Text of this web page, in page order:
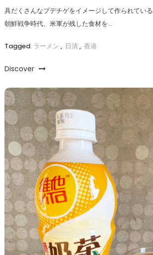
具だくさんなプデチゲをイメージして作られている
朝鮮戦争時代、米軍が残した食材を…
Tagged ラーメン , 日清, 香港
Discover